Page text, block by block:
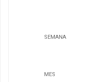
SEMANA
MES